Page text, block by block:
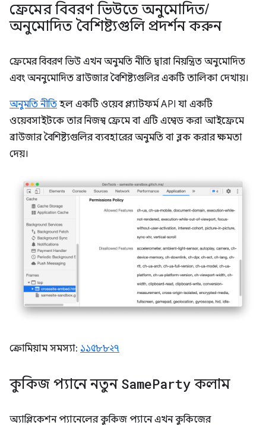
ফ্রেমের বিবরণ ভিউতে অনুমোদিত/
অনুমোদিত বৈশিষ্ট্যগুলি প্রদর্শন করুন
ফ্রেমের বিবরণ ভিউ এখন অনুমতি নীতি দ্বারা নিয়ন্ত্রিত অনুমোদিত
এবং অননুমোদিত ব্রাউজার বৈশিষ্ট্যগুলির একটি তালিকা দেখায়।
অনুমতি নীতি হল একটি ওয়েব প্ল্যাটফর্ম API যা একটি
ওয়েবসাইটকে তার নিজস্ব ফ্রেমে বা এটি এম্বেড করা আইফ্রেমে
ব্রাউজার বৈশিষ্ট্যগুলির ব্যবহারের অনুমতি বা ব্লক করার ক্ষমতা
দেয়।
ক্রোমিয়াম সমস্যা: ১১৫৮৮২৭
কুকিজ প্যানে নতুন SameParty কলাম
অ্যাপ্লিকেশন প্যানেলের কুকিজ প্যানে এখন কুকিজের